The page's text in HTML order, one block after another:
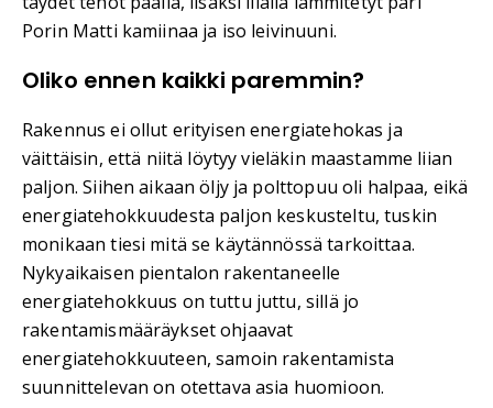
Porin Matti kamiinaa ja iso leivinuuni.
Oliko ennen kaikki paremmin?
Rakennus ei ollut erityisen energiatehokas ja
väittäisin, että niitä löytyy vieläkin maastamme liian
paljon. Siihen aikaan öljy ja polttopuu oli halpaa, eikä
energiatehokkuudesta paljon keskusteltu, tuskin
monikaan tiesi mitä se käytännössä tarkoittaa.
Nykyaikaisen pientalon rakentaneelle
energiatehokkuus on tuttu juttu, sillä jo
rakentamismääräykset ohjaavat
energiatehokkuuteen, samoin rakentamista
suunnittelevan on otettava asia huomioon.